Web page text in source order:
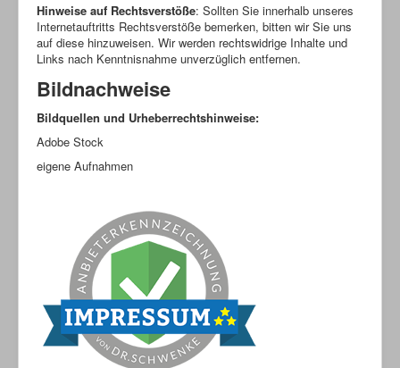
Hinweise auf Rechtsverstöße: Sollten Sie innerhalb unseres
Internetauftritts Rechtsverstöße bemerken, bitten wir Sie uns
auf diese hinzuweisen. Wir werden rechtswidrige Inhalte und
Links nach Kenntnisnahme unverzüglich entfernen.
Bildnachweise
Bildquellen und Urheberrechtshinweise:
Adobe Stock
eigene Aufnahmen